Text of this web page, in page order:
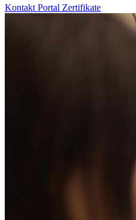
Kontakt Portal Zertifikate